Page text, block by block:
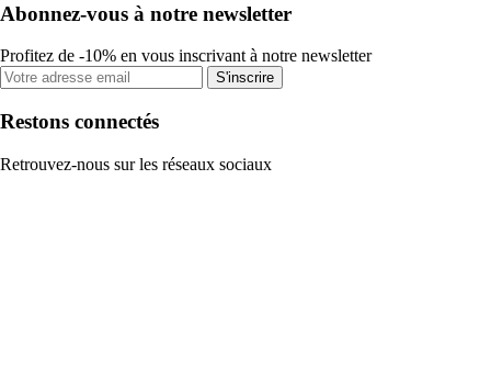
Abonnez-vous à notre newsletter
Profitez de -10% en vous inscrivant à notre newsletter
S'inscrire
Restons connectés
Retrouvez-nous sur les réseaux sociaux